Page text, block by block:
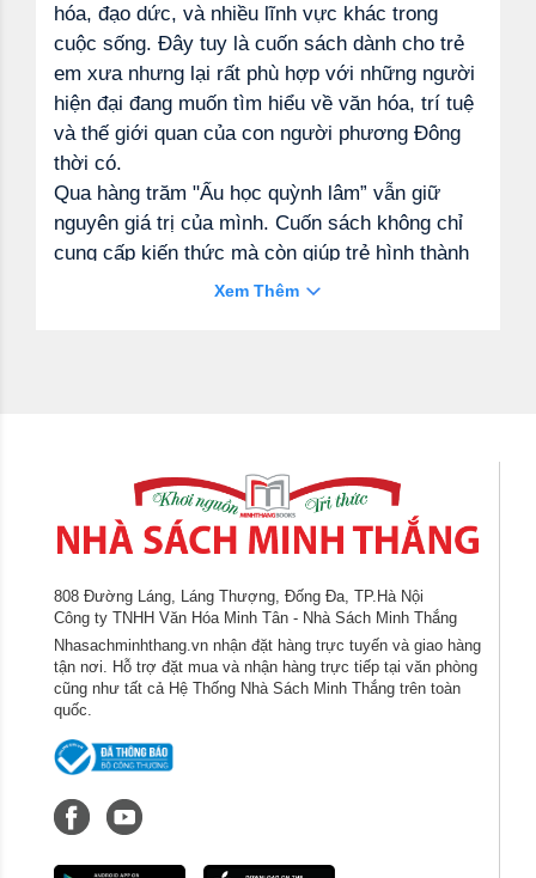
hóa, đạo dức, và nhiều lĩnh vực khác trong
cuộc sống. Đây tuy là cuốn sách dành cho trẻ
em xưa nhưng lại rất phù hợp với những người
hiện đại đang muốn tìm hiểu về văn hóa, trí tuệ
và thế giới quan của con người phương Đông
thời có.
Qua hàng trăm "Ấu học quỳnh lâm” vẫn giữ
nguyên giá trị của mình. Cuốn sách không chỉ
cung cấp kiến thức mà còn giúp trẻ hình thành
nhân cách tốt đẹp và rèn luyện tư duy. Với lối
cái nhìn đa chiều hơn về cuộc sống hiện đại.
Xem Thêm
808 Đường Láng, Láng Thượng, Đống Đa, TP.Hà Nội
Công ty TNHH Văn Hóa Minh Tân - Nhà Sách Minh Thắng
Nhasachminhthang.vn nhận đặt hàng trực tuyến và giao hàng
tận nơi. Hỗ trợ đặt mua và nhận hàng trực tiếp tại văn phòng
cũng như tất cả Hệ Thống Nhà Sách Minh Thắng trên toàn
quốc.